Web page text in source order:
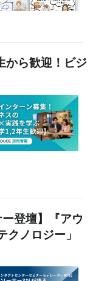
から歓迎！ビジ
ー登壇】『アウ
ノロジー」